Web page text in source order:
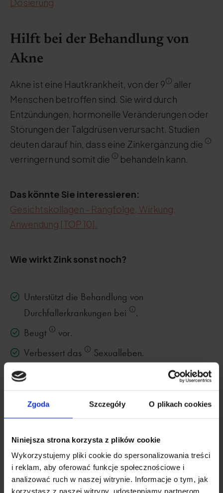
Zgoda Szczegóły O plikach cookies
Niniejsza strona korzysta z plików cookie
Wykorzystujemy pliki cookie do spersonalizowania treści
i reklam, aby oferować funkcje społecznościowe i
analizować ruch w naszej witrynie. Informacje o tym, jak
korzystasz z naszej witryny, udostępniamy partnerom
Hilft bei der Behandlung von
Akne
Akne ist eine Hautkrankheit, von der 9
aller
Menschen betroffen sind. Sie wird durch
Entzündungen, hormonelle Veränderungen oder
Störungen der Talgdrüsen verursacht. Studien
deuten darauf hin, dass eine Zinkergänzung die
verringern und somit die
behandeln kann.
Das könnte Sie interessieren:
Gesichtskollagen - Rangfolge, Wirkung,
Anwendung [TOP 10].
Wie wirkt Zink sonst noch?
Unterstützt die Behandlung von
Durchfallerkrankungen bei
.
Beugt
vor.
Verbessert das
Sexualleben.
Mildert die Symptome von
ersten
BESTE GESAMTLEISTUNG
Natu.Care Kollagen Premium 5000